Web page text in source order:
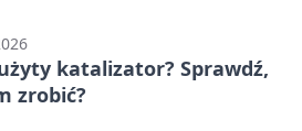
katalizator? Sprawdź,
zrobić?